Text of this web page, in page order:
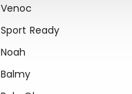
Venoc
Sport Ready
Noah
Balmy